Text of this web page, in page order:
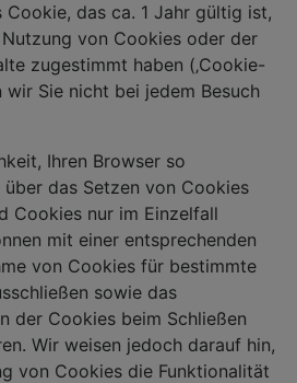
das ca. 1 Jahr gültig ist,
von Cookies oder der
zugestimmt haben (‚Cookie-
wir Sie nicht bei jedem Besuch
Ihren Browser so
über das Setzen von Cookies
Cookies nur im Einzelfall
mit einer entsprechenden
von Cookies für bestimmte
sowie das
der Cookies beim Schließen
Wir weisen jedoch darauf hin,
von Cookies die Funktionalität